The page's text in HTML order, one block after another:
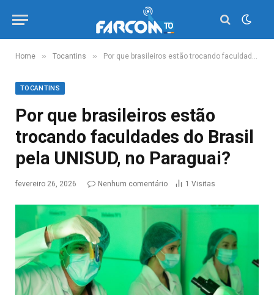
Home » Tocantins » Por que brasileiros estão trocando faculdades do Brasil pela UNISUD, no Paraguai?
TOCANTINS
Por que brasileiros estão
trocando faculdades do Brasil
pela UNISUD, no Paraguai?
fevereiro 26, 2026 Nenhum comentário 1 Visitas